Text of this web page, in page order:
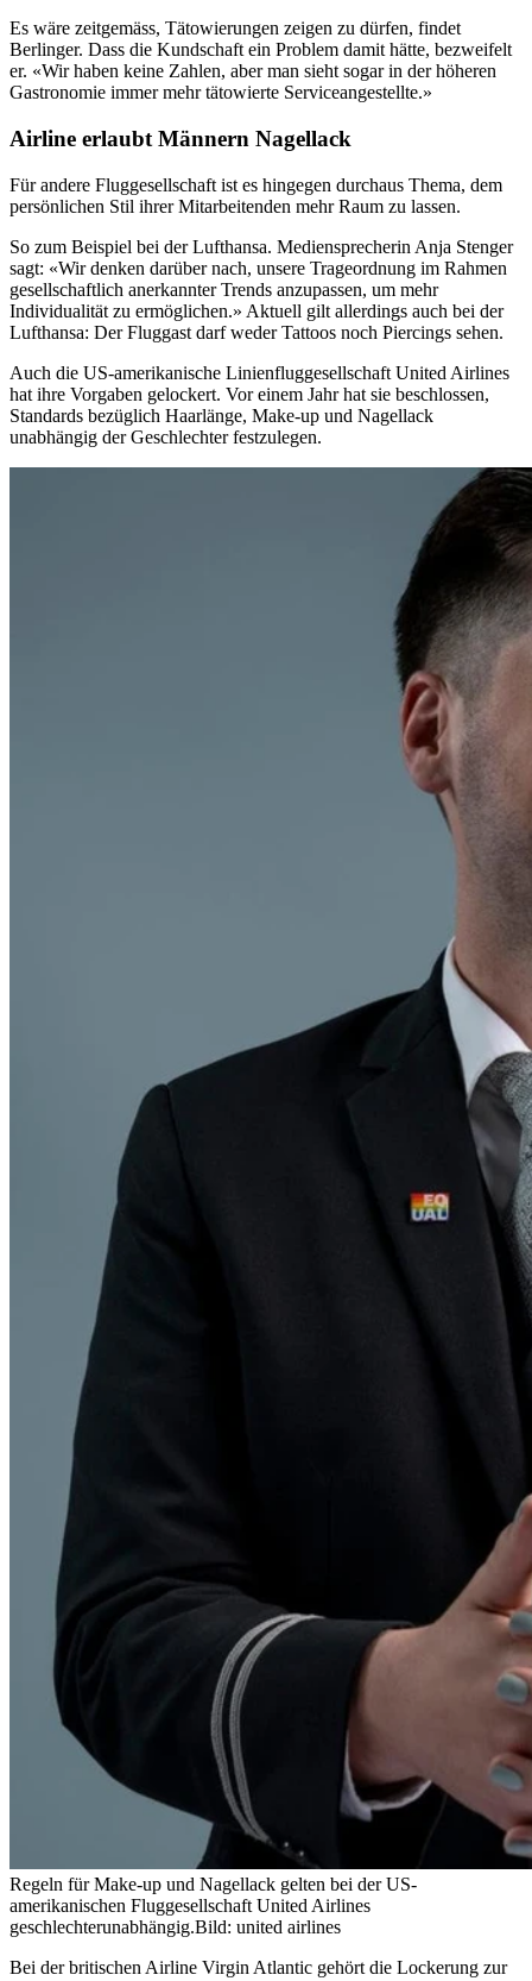
Es wäre zeitgemäss, Tätowierungen zeigen zu dürfen, findet
Berlinger. Dass die Kundschaft ein Problem damit hätte, bezweifelt
er. «Wir haben keine Zahlen, aber man sieht sogar in der höheren
Gastronomie immer mehr tätowierte Serviceangestellte.»
Airline erlaubt Männern Nagellack
Für andere Fluggesellschaft ist es hingegen durchaus Thema, dem
persönlichen Stil ihrer Mitarbeitenden mehr Raum zu lassen.
So zum Beispiel bei der Lufthansa. Mediensprecherin Anja Stenger
sagt: «Wir denken darüber nach, unsere Trageordnung im Rahmen
gesellschaftlich anerkannter Trends anzupassen, um mehr
Individualität zu ermöglichen.» Aktuell gilt allerdings auch bei der
Lufthansa: Der Fluggast darf weder Tattoos noch Piercings sehen.
Auch die US-amerikanische Linienfluggesellschaft United Airlines
hat ihre Vorgaben gelockert. Vor einem Jahr hat sie beschlossen,
Standards bezüglich Haarlänge, Make-up und Nagellack
unabhängig der Geschlechter festzulegen.
Regeln für Make-up und Nagellack gelten bei der US-
amerikanischen Fluggesellschaft United Airlines
geschlechterunabhängig.Bild: united airlines
Bei der britischen Airline Virgin Atlantic gehört die Lockerung zur